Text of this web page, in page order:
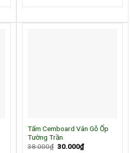
165.000₫.là:
Tấm Cemboard Vân Gỗ Ốp
Tường Trần
38.000₫ Giá
30.000₫Giá